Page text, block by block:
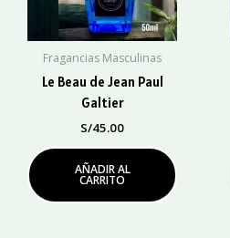
Fragancias Masculinas
Le Beau de Jean Paul
Galtier
S/45.00
AÑADIR AL
CARRITO